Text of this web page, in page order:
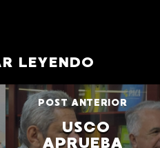
LEYENDO
POST ANTERIOR
USCO
APRUEBA